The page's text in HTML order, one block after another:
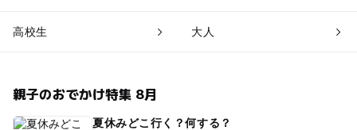
高校生 大人
親子のおでかけ特集 8月
夏休みどこ行く？何する？